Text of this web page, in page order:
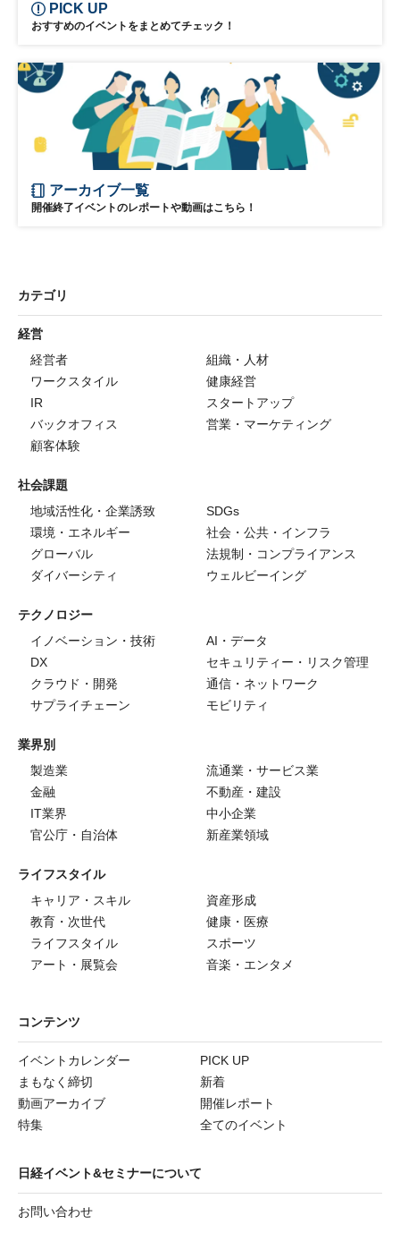
PICK UP
おすすめのイベントをまとめてチェック！
アーカイブ一覧
開催終了イベントのレポートや動画はこちら！
カテゴリ
経営
経営者
組織・人材
ワークスタイル
健康経営
IR
スタートアップ
バックオフィス
営業・マーケティング
顧客体験
社会課題
地域活性化・企業誘致
SDGs
環境・エネルギー
社会・公共・インフラ
グローバル
法規制・コンプライアンス
ダイバーシティ
ウェルビーイング
テクノロジー
イノベーション・技術
AI・データ
DX
セキュリティー・リスク管理
クラウド・開発
通信・ネットワーク
サプライチェーン
モビリティ
業界別
製造業
流通業・サービス業
金融
不動産・建設
IT業界
中小企業
官公庁・自治体
新産業領域
ライフスタイル
キャリア・スキル
資産形成
教育・次世代
健康・医療
ライフスタイル
スポーツ
アート・展覧会
音楽・エンタメ
コンテンツ
イベントカレンダー
PICK UP
まもなく締切
新着
動画アーカイブ
開催レポート
特集
全てのイベント
日経イベント&セミナーについて
お問い合わせ